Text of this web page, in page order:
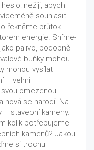
nežiji, abych
souhlasit.
řekněme průtok
energie. Sníme-
palivo, podobně
buňky mohou
mohou vysílat
– velmi
omezenou
nová se narodí. Na
– stavební kameny.
kolik potřebujeme
kamenů? Jakou
si trochu